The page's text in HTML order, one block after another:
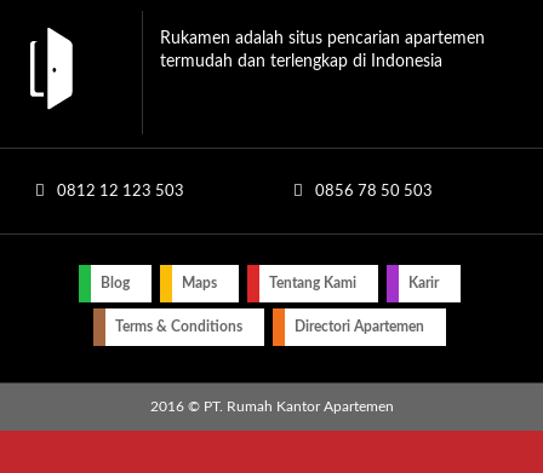
Rukamen adalah situs pencarian apartemen
termudah dan terlengkap di Indonesia
0812 12 123 503 0856 78 50 503
Blog Maps Tentang Kami Karir
Terms & Conditions Directori Apartemen
2016 © PT. Rumah Kantor Apartemen